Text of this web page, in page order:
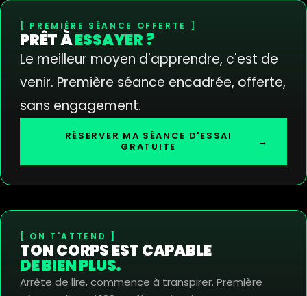
PREMIÈRE SÉANCE OFFERTE
PRÊT ÀESSAYER ?
Le meilleur moyen d'apprendre, c'est de
venir. Première séance encadrée, offerte,
sans engagement.
RÉSERVER MA SÉANCE D'ESSAI
GRATUITE
→
ON T'ATTEND
TON CORPS EST CAPABLE
DE BIEN PLUS.
Arrête de lire, commence à transpirer. Première